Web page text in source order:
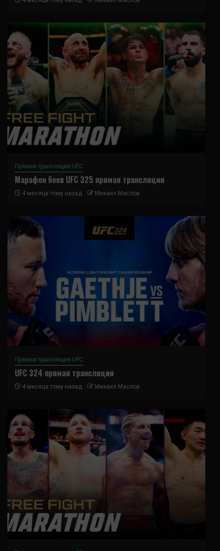
Прямая трансляция UFC
Марафон боев UFC 325 прямая трансляция
4 месяца тому назад Михаил Маслов
Прямая трансляция UFC
UFC 324 прямая трансляция
4 месяца тому назад Михаил Маслов